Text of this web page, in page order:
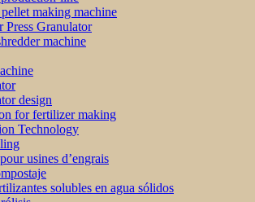
making machine
Press Granulator
machine
design
for fertilizer making
Technology
usines d’engrais
solubles en agua sólidos